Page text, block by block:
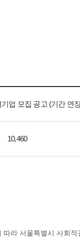
업 모집 공고 (기간 연
10,460
라 서울특별시 사회적